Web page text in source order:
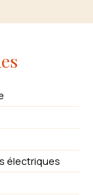
électriques